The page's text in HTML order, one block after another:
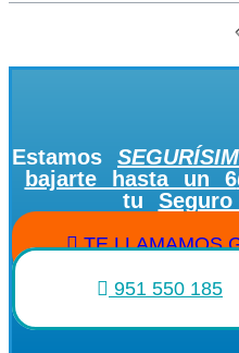
Estamos
bajarte hasta un 6
tu
TE LLAMAMOS
951 550 185